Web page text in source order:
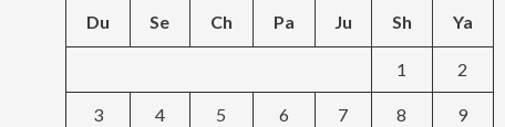
Du Se Ch Pa Ju Sh Ya
1 2
3 4 5 6 7 8 9